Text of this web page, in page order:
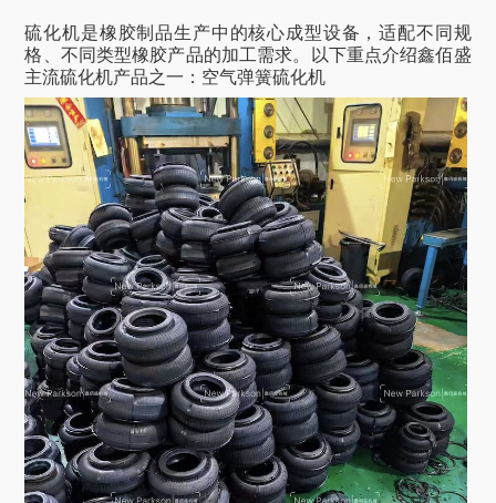
硫化机是橡胶制品生产中的核心成型设备，适配不同规
格、不同类型橡胶产品的加工需求。以下重点介绍鑫佰盛
主流硫化机产品之一： 空气弹簧硫化机